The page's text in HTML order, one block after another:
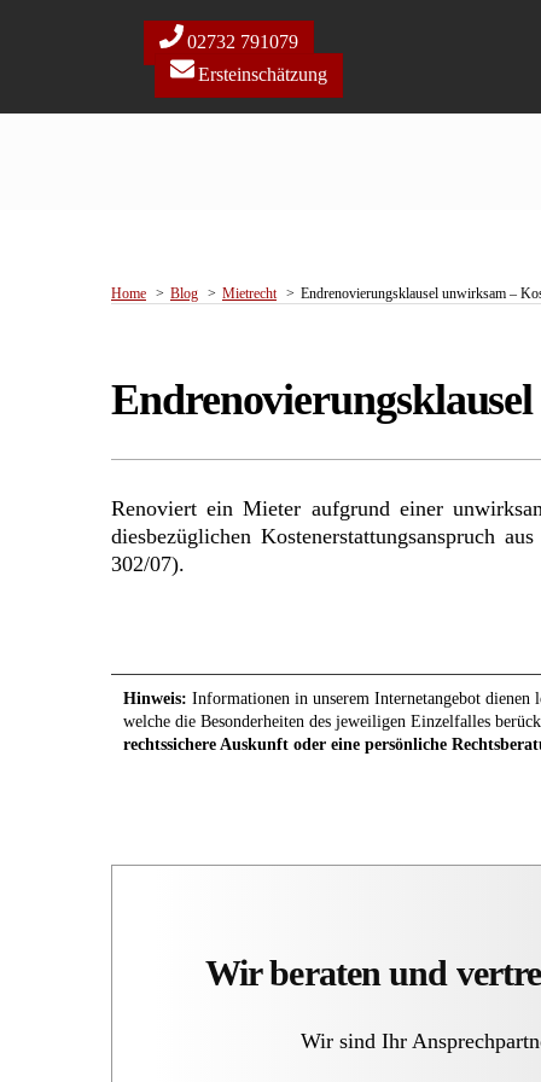
02732 791079
Ersteinschätzung
Home Blog Mietrecht Endrenovierungsklausel unwirksam –
Renoviert ein Mieter aufgrund einer
diesbezüglichen Kostenerstattungsanspruch
302/07).
Hinweis: Informationen in unserem Internetangebot
welche die Besonderheiten des jeweiligen Einzelfalles
rechtssichere Auskunft oder eine persönliche
Wir beraten und
Wir sind Ihr